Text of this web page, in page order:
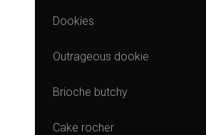
Dookies
Outrageous dookie
Brioche butchy
Cake rocher